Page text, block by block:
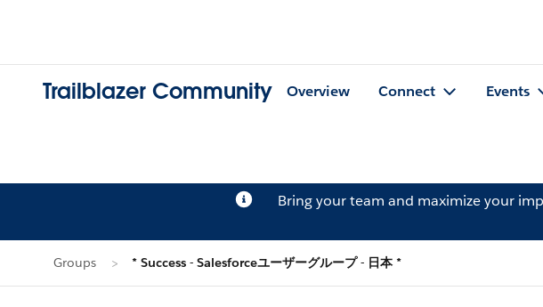
Trailblazer Community Overview Connect Events
Bring your team and maximize your
Groups * Success - Salesforceユーザーグループ - 日本 *